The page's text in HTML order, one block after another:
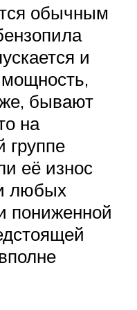
обычным
и
бывают
на
группе
её износ
любых
пониженной